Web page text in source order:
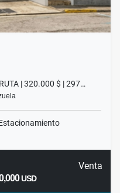
| 320.000 $ | 297…
Venta
USD